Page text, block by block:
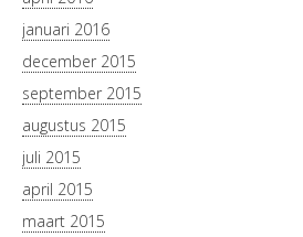
januari 2016
december 2015
september 2015
augustus 2015
juli 2015
april 2015
maart 2015